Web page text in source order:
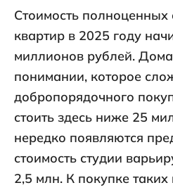
Стоимость
квартир в 2025 году
миллионов рублей.
понимании, которое
добропорядочного
стоить здесь ниже 25
нередко появляются
стоимость студии
2,5 млн. К покупке